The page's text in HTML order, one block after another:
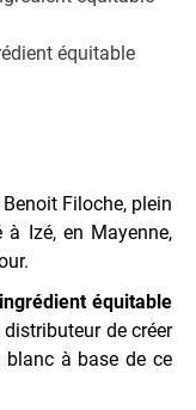
équitable
Filoche, plein
à Izé, en Mayenne,
équitable
de créer
à base de ce